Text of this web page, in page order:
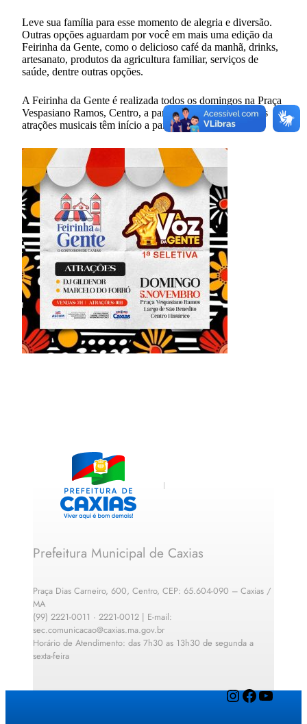
Leve sua família para esse momento de alegria e diversão.
Outras opções aguardam por você em mais uma edição da
Feirinha da Gente, como o delicioso café da manhã, drinks,
artesanato, produtos da agricultura familiar, serviços de
saúde, dentre outras opções.
A Feirinha da Gente é realizada todos os domingos na Praça
Vespasiano Ramos, Centro, a partir das 7h. Sendo que as
atrações musicais têm início a partir das 10h.
Prefeitura Municipal de Caxias
Praça Dias Carneiro, 600, Centro, CEP: 65.604-090 – Caxias /
MA
(99) 2221-0011 · 2221-0012 | E-mail:
sec.comunicacao@caxias.ma.gov.br
Horário de Atendimento: das 7h30 as 13h30 de segunda a
sexta-feira
InstagramFacebook YouTube